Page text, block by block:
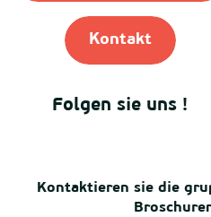
Kontakt
Folgen sie uns !
Kontaktieren sie die